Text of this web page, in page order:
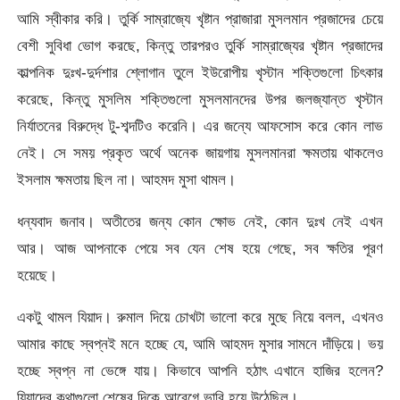
আমি স্বীকার করি। তুর্কি সাম্রাজ্যে খৃষ্টান প্রাজারা মুসলমান প্রজাদের চেয়ে
বেশী সুবিধা ভোগ করছে, কিন্তু তারপরও তুর্কি সাম্রাজ্যের খৃষ্টান প্রজাদের
কাল্পনিক দুঃখ-দুর্দশার শ্লোগান তুলে ইউরোপীয় খৃস্টান শক্তিগুলো চিৎকার
করেছে, কিন্তু মুসলিম শক্তিগুলো মুসলমানদের উপর জলজ্যান্ত খৃস্টান
নির্যাতনের বিরুদ্ধে টু-শব্দটিও করেনি। এর জন্যে আফসোস করে কোন লাভ
নেই। সে সময় প্রকৃত অর্থে অনেক জায়গায় মুসলমানরা ক্ষমতায় থাকলেও
ইসলাম ক্ষমতায় ছিল না। আহমদ মুসা থামল।
ধন্যবাদ জনাব। অতীতের জন্য কোন ক্ষোভ নেই, কোন দুঃখ নেই এখন
আর। আজ আপনাকে পেয়ে সব যেন শেষ হয়ে গেছে, সব ক্ষতির পূরণ
হয়েছে।
একটু থামল যিয়াদ। রুমাল দিয়ে চোখটা ভালো করে মুছে নিয়ে বলল, এখনও
আমার কাছে স্বপ্নই মনে হচ্ছে যে, আমি আহমদ মুসার সামনে দাঁড়িয়ে। ভয়
হচ্ছে স্বপ্ন না ভেঙ্গে যায়। কিভাবে আপনি হঠাৎ এখানে হাজির হলেন?